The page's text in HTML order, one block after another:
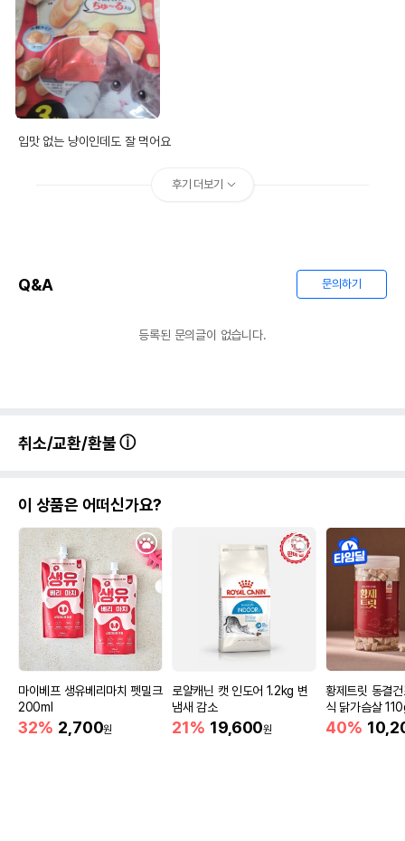
입맛 없는 냥이인데도 잘 먹어요
후기 더보기
Q&A 문의하기
등록된 문의글이 없습니다.
취소/교환/환불
이 상품은 어떠신가요?
마이베프 생유베리마치 펫밀크
200ml
32% 2,700원
로얄캐닌 캣 인도어 1.2kg 변
냄새 감소
21% 19,600원
황제트릿 동결
식 닭가슴살
40%